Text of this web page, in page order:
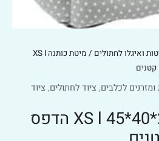
ואיגלו לחתולים
/ מיטת כותנה XS l
לכלבים,ציוד לחתולים,ציוד
מיטת כותנה XS l 45*40*20 הדפס